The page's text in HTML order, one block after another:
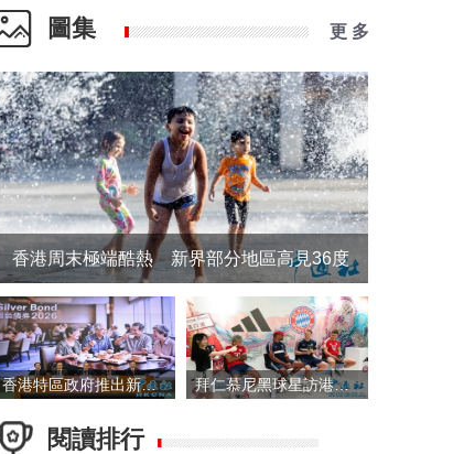
圖集 更 多
香港周末極端酷熱 新界部分地區高見36度
香港特區政府推出新一批銀色債券 每手1萬元保底息4.25厘 拜仁慕尼黑球星訪港 與球迷近距離互動
閱讀排行